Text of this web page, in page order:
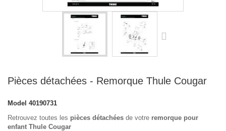
Pièces détachées - Remorque Thule Cougar
Model 40190731
Retrouvez toutes les pièces détachées de votre remorque pour
enfant Thule Cougar